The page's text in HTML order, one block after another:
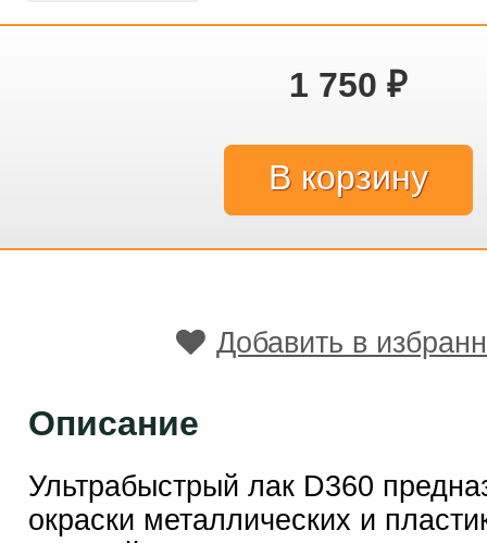
1 750 ₽
Добавить в
Описание
Ультрабыстрый лак D360
окраски металлических и